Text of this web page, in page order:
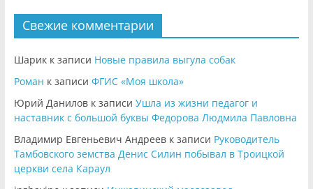
Свежие комментарии
Шарикк записи Новые правила выгула собак
Роман к записи ФГИС «Моя школа»
Юрий Даниловк записи Ушла из жизни педагог и
наставник с большой буквы Федорова Людмила Павловна
Владимир Евгеньевич Андреевк записи Руководитель
Тамбовского земства Денис Силин побывал в Троицкой
церкви села Караул